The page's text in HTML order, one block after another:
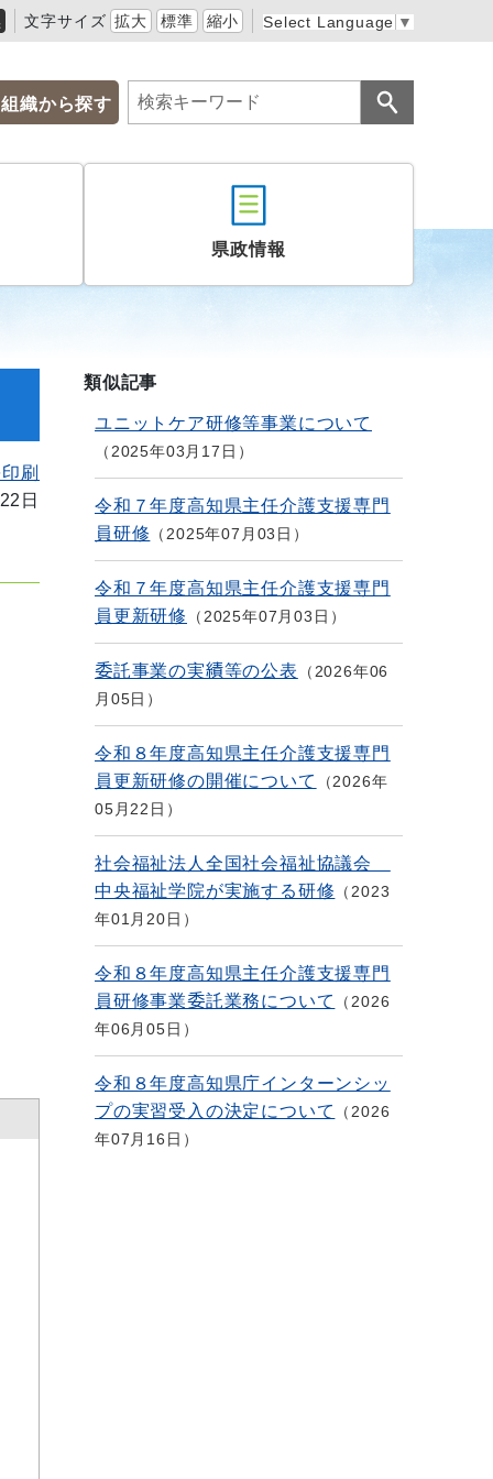
文字サイズ 拡大 標準 縮小 Select Language ▼
組織から探す
県政情報
刷
日
類似記事
ユニットケア研修等事業について
2025年03月17日
令和７年度高知県主任介護支援専門
員研修
2025年07月03日
令和７年度高知県主任介護支援専門
員更新研修
2025年07月03日
委託事業の実績等の公表
2026年06
月05日
令和８年度高知県主任介護支援専門
員更新研修の開催について
2026年
05月22日
社会福祉法人全国社会福祉協議会
中央福祉学院が実施する研修
2023
年01月20日
令和８年度高知県主任介護支援専門
員研修事業委託業務について
2026
年06月05日
令和８年度高知県庁インターンシッ
プの実習受入の決定について
2026
年07月16日